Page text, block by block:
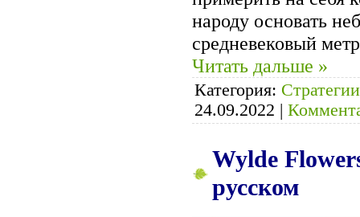
народу основать
средневековый
Читать дальше »
Категория: Стратегии
24.09.2022 |
Wylde
русском